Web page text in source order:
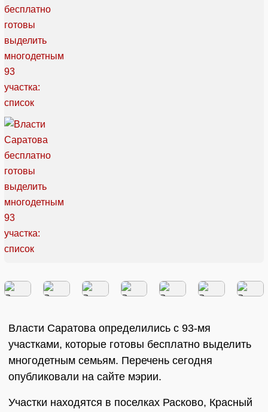
Власти Саратова определились с 93-мя
участками, которые готовы бесплатно выделить
многодетным семьям. Перечень сегодня
опубликовали на сайте мэрии.
Участки находятся в поселках Расково, Красный